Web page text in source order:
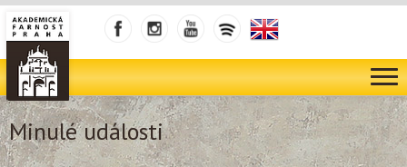
Minulé události